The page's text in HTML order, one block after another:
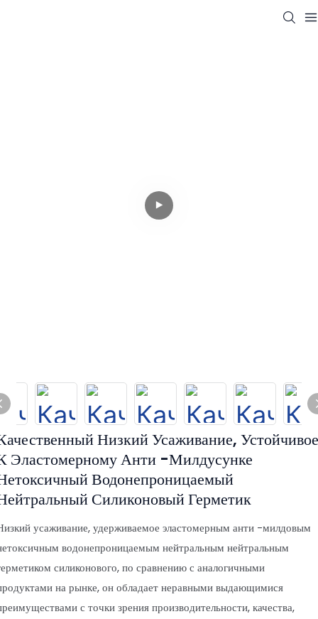
Низкий Усаживание, Устойчивое
Эластомерному Анти -милдусунке
Водонепроницаемый
Силиконовый Герметик
усаживание, удерживаемое эластомерным анти -милдовым
водонепроницаемым нейтральным нейтральным
силиконового, по сравнению с аналогичными
на рынке, он обладает неравными выдающимися
с точки зрения производительности, качества,